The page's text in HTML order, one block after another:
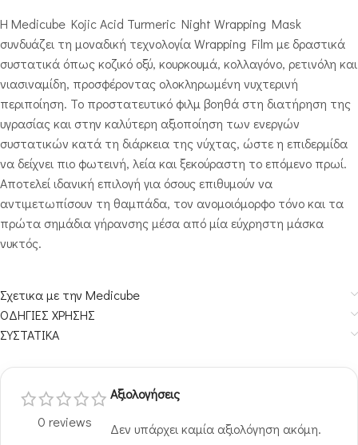
Η Medicube Kojic Acid Turmeric Night Wrapping Mask
συνδυάζει τη μοναδική τεχνολογία Wrapping Film με δραστικά
συστατικά όπως κοζικό οξύ, κουρκουμά, κολλαγόνο, ρετινόλη και
νιασιναμίδη, προσφέροντας ολοκληρωμένη νυχτερινή
περιποίηση. Το προστατευτικό φιλμ βοηθά στη διατήρηση της
υγρασίας και στην καλύτερη αξιοποίηση των ενεργών
συστατικών κατά τη διάρκεια της νύχτας, ώστε η επιδερμίδα
να δείχνει πιο φωτεινή, λεία και ξεκούραστη το επόμενο πρωί.
Αποτελεί ιδανική επιλογή για όσους επιθυμούν να
αντιμετωπίσουν τη θαμπάδα, τον ανομοιόμορφο τόνο και τα
πρώτα σημάδια γήρανσης μέσα από μία εύχρηστη μάσκα
νυκτός.
Σχετικα με την Medicube
ΟΔΗΓΙΕΣ ΧΡΗΣΗΣ
ΣΥΣΤΑΤΙΚΑ
0 reviews
Αξιολογήσεις
Δεν υπάρχει καμία αξιολόγηση ακόμη.